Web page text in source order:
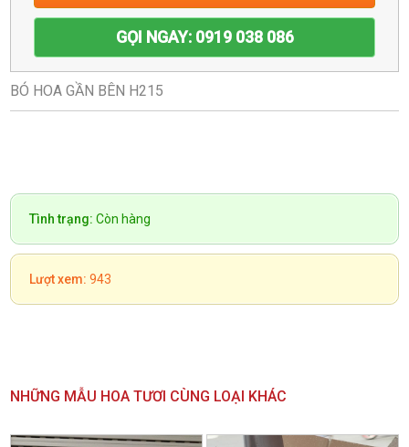
GỌI NGAY: 0919 038 086
BÓ HOA GẦN BÊN H215
Tình trạng: Còn hàng
Lượt xem: 943
NHỮNG MẪU HOA TƯƠI CÙNG LOẠI KHÁC